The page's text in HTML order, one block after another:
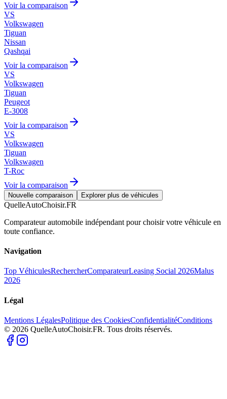
Voir la comparaison
VS
Volkswagen
Tiguan
Nissan
Qashqai
Voir la comparaison
VS
Volkswagen
Tiguan
Peugeot
E-3008
Voir la comparaison
VS
Volkswagen
Tiguan
Volkswagen
T-Roc
Voir la comparaison
Nouvelle comparaison Explorer plus de véhicules
QuelleAutoChoisir.FR
Comparateur automobile indépendant pour choisir votre véhicule en
toute confiance.
Navigation
Top VéhiculesRechercherComparateurLeasing Social 2026Malus
2026
Légal
Mentions LégalesPolitique des CookiesConfidentialitéConditions
© 2026 QuelleAutoChoisir.FR. Tous droits réservés.